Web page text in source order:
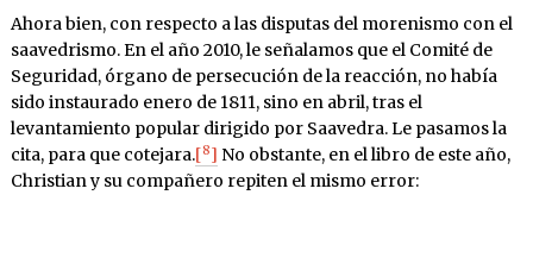
Ahora bien, con respecto a las disputas del morenismo con el
saavedrismo. En el año 2010, le señalamos que el Comité de
Seguridad, órgano de persecución de la reacción, no había
sido instaurado enero de 1811, sino en abril, tras el
levantamiento popular dirigido por Saavedra. Le pasamos la
cita, para que cotejara.[8] No obstante, en el libro de este año,
Christian y su compañero repiten el mismo error: